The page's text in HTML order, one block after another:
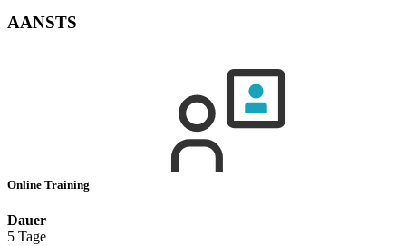
AANSTS
Online Training
Dauer
5 Tage